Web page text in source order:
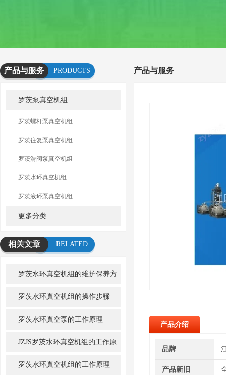
产品与服务
PRODUCTS
SERVICES
罗茨泵真空机组
罗茨螺杆泵真空机组
罗茨往复泵真空机组
罗茨滑阀泵真空机组
罗茨水环真空机组
罗茨液环泵真空机组
更多分类
相关文章
RELATED
罗茨水环真空机组的维护保养方
罗茨水环真空机组的操作步骤
罗茨水环真空泵的工作原理
JZJS罗茨水环真空机组的工作原
罗茨水环真空机组的工作原理
产品与服务
产品介绍
品牌
产品新旧